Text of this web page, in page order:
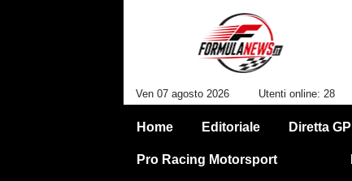
Ven 07 agosto 2026 Utenti online: 28
Home Editoriale Diretta GP
Pro Racing Motorsport